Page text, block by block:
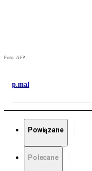
Foto: AFP
p.mal
Powiązane
Polecane